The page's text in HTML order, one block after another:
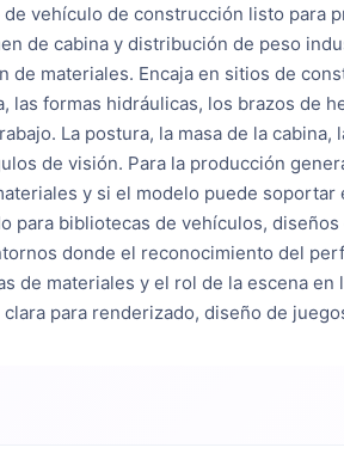
vehículo de construcción listo para
de cabina y distribución de peso
materiales. Encaja en sitios de
formas hidráulicas, los brazos de
La postura, la masa de la
de visión. Para la producción
y si el modelo puede
para bibliotecas de vehículos,
donde el reconocimiento del
de materiales y el rol de la escena
para renderizado, diseño de